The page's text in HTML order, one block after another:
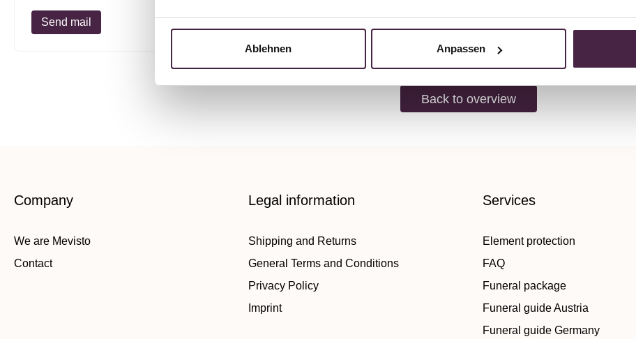
Ablehnen Anpassen
Send mail
Back to overview
Company
We are Mevisto
Contact
Legal information
Shipping and Returns
General Terms and Conditions
Privacy Policy
Imprint
Services
Element protection
FAQ
Funeral package
Funeral guide Austria
Funeral guide Germany